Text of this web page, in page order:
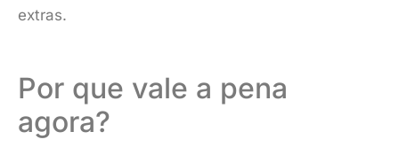
extras.
Por que vale a pena
agora?